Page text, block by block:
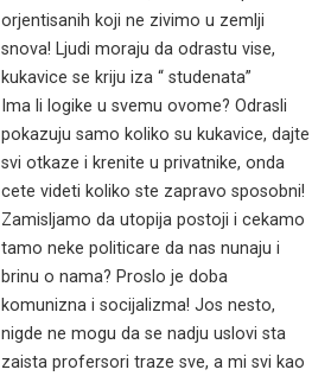
orjentisanih koji ne zivimo u zemlji
snova! Ljudi moraju da odrastu vise,
kukavice se kriju iza “ studenata”
Ima li logike u svemu ovome? Odrasli
pokazuju samo koliko su kukavice, dajte
svi otkaze i krenite u privatnike, onda
cete videti koliko ste zapravo sposobni!
Zamisljamo da utopija postoji i cekamo
tamo neke politicare da nas nunaju i
brinu o nama? Proslo je doba
komunizna i socijalizma! Jos nesto,
nigde ne mogu da se nadju uslovi sta
zaista profersori traze sve, a mi svi kao